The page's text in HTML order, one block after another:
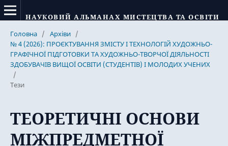
НАУКОВИЙ АЛЬМАНАХ МИСТЕЦТВА ТА ОСВІТИ
Головна / Архіви /
№ 4 (2026): ПРОЄКТУВАННЯ ЗМІСТУ І ТЕХНОЛОГІЙ ХУДОЖНЬО-
ГРАФІЧНОЇ ПІДГОТОВКИ ТА ХУДОЖНЬО-ТВОРЧОЇ ДІЯЛЬНОСТІ
ЗДОБУВАЧІВ ВИЩОЇ ОСВІТИ (СТУДЕНТІВ) І МОЛОДИХ УЧЕНИХ
/
Тези
ТЕОРЕТИЧНІ ОСНОВИ
МІЖПРЕДМЕТНОЇ